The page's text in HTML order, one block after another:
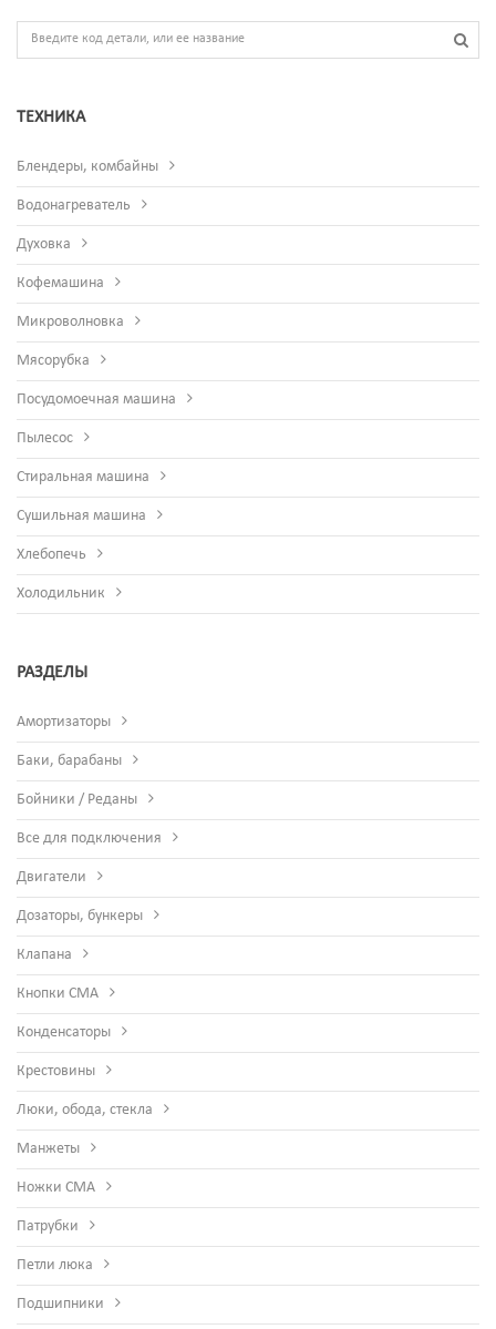
ТЕХНИКА
Блендеры, комбайны
Водонагреватель
Духовка
Кофемашина
Микроволновка
Мясорубка
Посудомоечная машина
Пылесос
Стиральная машина
Сушильная машина
Хлебопечь
Холодильник
РАЗДЕЛЫ
Амортизаторы
Баки, барабаны
Бойники / Реданы
Все для подключения
Двигатели
Дозаторы, бункеры
Клапана
Кнопки СМА
Конденсаторы
Крестовины
Люки, обода, стекла
Манжеты
Ножки СМА
Патрубки
Петли люка
Подшипники